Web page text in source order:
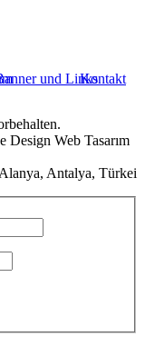
und LinksKontakt
Design Web Tasarım
Antalya, Türkei